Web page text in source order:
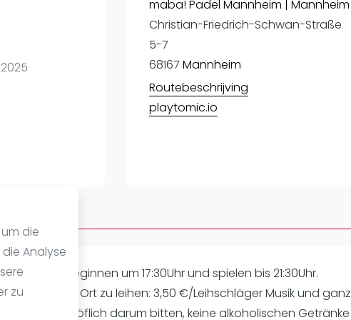
die
Analyse
zu
maba! Padel Mannheim | Mannheim
Christian-Friedrich-Schwan-Straße
5-7
68167 Mannheim
Routebeschrijving
playtomic.io
INDOOR) Wir beginnen um 17:30Uhr und spielen bis 21:30Uhr.
vor Ort zu leihen: 3,50 €/Leihschläger Musik und ganz
euch höflich darum bitten, keine alkoholischen Getränke